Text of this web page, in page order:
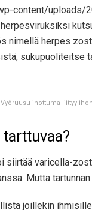
nimellä herpes
sukupuoliteitse
Vyöruusu-ihottuma liittyy
siirtää varicella-
Mutta
joillekin